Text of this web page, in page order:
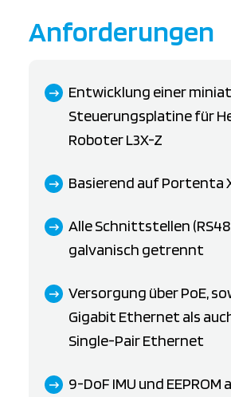
Anforderungen
Entwicklung einer
Steuerungsplatine für
Roboter L3X-Z
Basierend auf Portenta
Alle Schnittstellen
galvanisch getrennt
Versorgung über PoE,
Gigabit Ethernet als
Single-Pair Ethernet
9-DoF IMU und EEPROM